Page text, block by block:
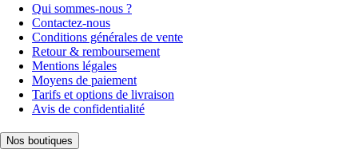
Qui sommes-nous ?
Contactez-nous
Conditions générales de vente
Retour & remboursement
Mentions légales
Moyens de paiement
Tarifs et options de livraison
Avis de confidentialité
Nos boutiques